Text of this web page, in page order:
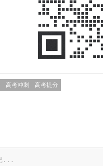
高考冲刺 高考提分